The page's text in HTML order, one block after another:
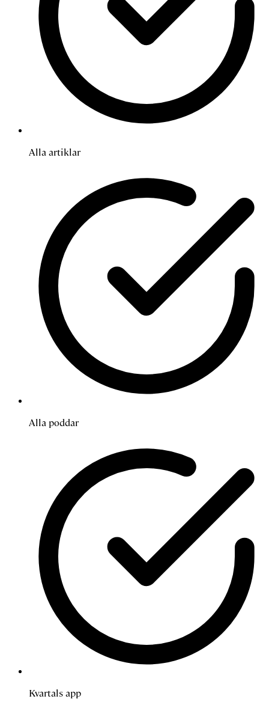
Alla artiklar
Alla poddar
Kvartals app